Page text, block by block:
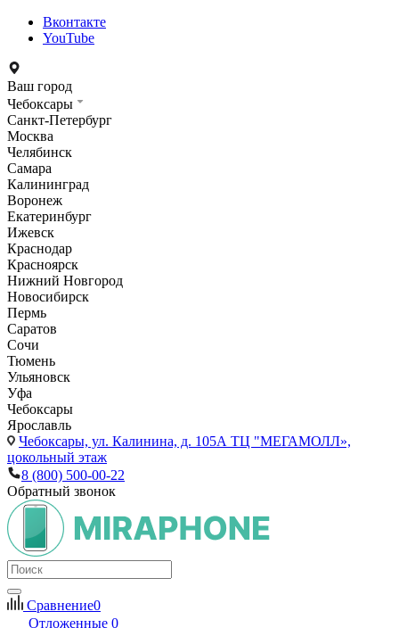
Вконтакте
YouTube
Ваш город
Чебоксары
Санкт-Петербург
Москва
Челябинск
Самара
Калининград
Воронеж
Екатеринбург
Ижевск
Краснодар
Красноярск
Нижний Новгород
Новосибирск
Пермь
Саратов
Сочи
Тюмень
Ульяновск
Уфа
Чебоксары
Ярославль
Чебоксары, ул. Калинина, д. 105А ТЦ "МЕГАМОЛЛ»,
цокольный этаж
8 (800) 500-00-22
Обратный звонок
Сравнение0
Отложенные 0